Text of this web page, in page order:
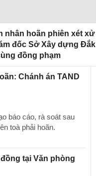
nhân hoãn phiên xét xử
đốc Sở Xây dựng Đắk
đồng phạm
Chánh án TAND
báo cáo, rà soát sau
toà phải hoãn.
tại Văn phòng